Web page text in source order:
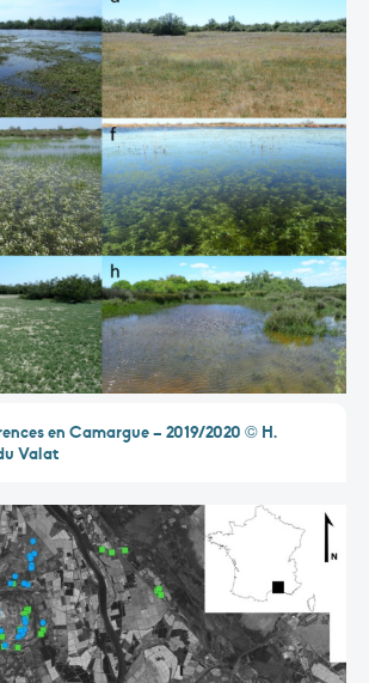
en Camargue – 2019/2020 © H.
Valat